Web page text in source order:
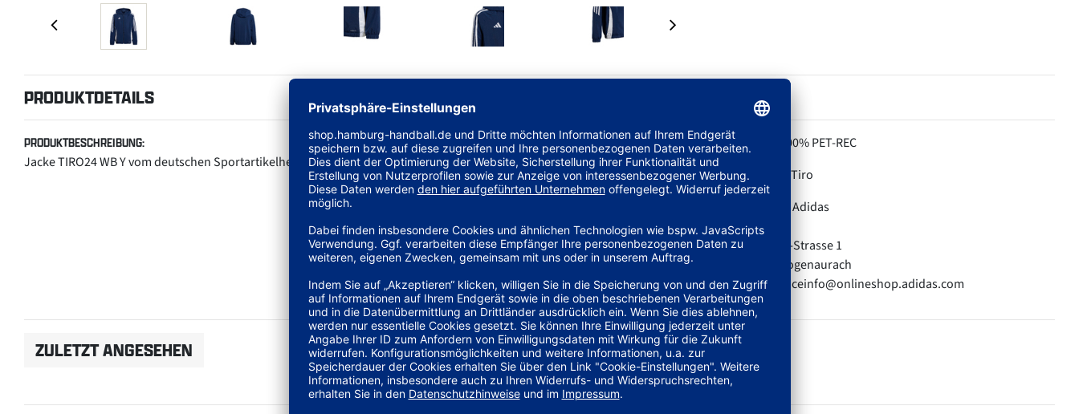
PRODUKTDETAILS
PRODUKTBESCHREIBUNG:
Jacke TIRO24 WB Y vom deutschen Sportartikelhersteller adidas aus Herzogenaurach.
MATERIAL: 100% PET-REC
KOLLEKTION: Tiro
Adidas
adidas AG
Adi-Dassler-Strasse 1
91074 Herzogenaurach
E-Mail: serviceinfo@onlineshop.adidas.com
ZULETZT ANGESEHEN